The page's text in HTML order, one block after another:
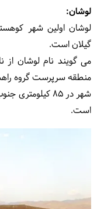
لوشان:
لوشان اولین شهر
گیلان است.
می گویند نام لوشان
منطقه سرپرست گروه
شهر در 85
است.